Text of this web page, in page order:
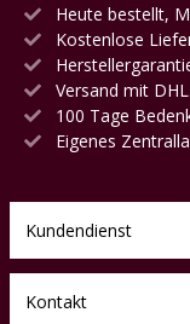
Heute bestellt,
Kostenlose
Versand mit DHL.
100 Tage
Eigenes
Kundendienst
Kontakt